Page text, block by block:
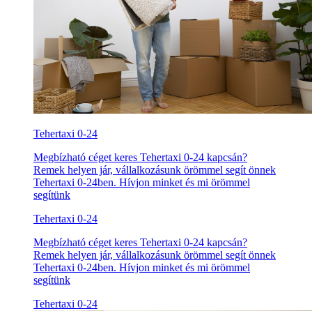
Tehertaxi 0-24
Megbízható céget keres Tehertaxi 0-24 kapcsán?
Remek helyen jár, vállalkozásunk örömmel segít önnek
Tehertaxi 0-24ben. Hívjon minket és mi örömmel
segítünk
Tehertaxi 0-24
Megbízható céget keres Tehertaxi 0-24 kapcsán?
Remek helyen jár, vállalkozásunk örömmel segít önnek
Tehertaxi 0-24ben. Hívjon minket és mi örömmel
segítünk
Tehertaxi 0-24